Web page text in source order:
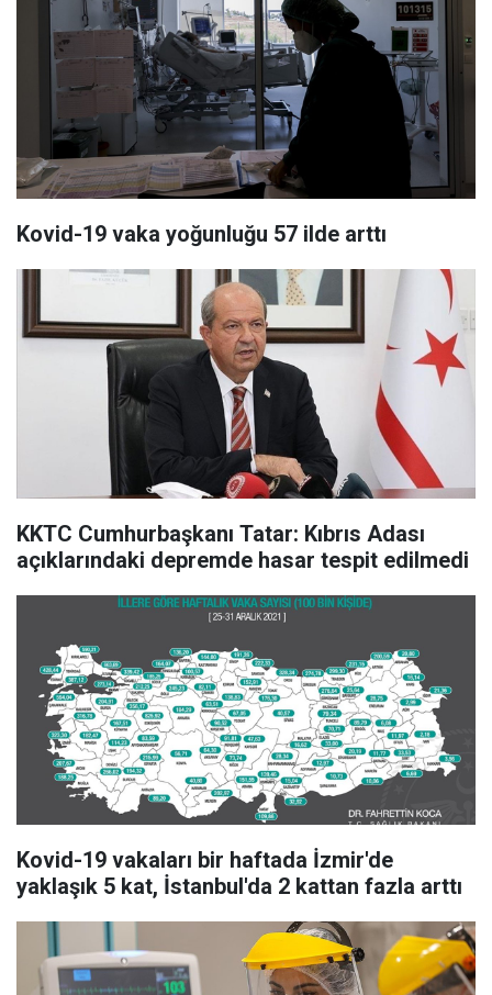
Kovid-19 vaka yoğunluğu 57 ilde arttı
KKTC Cumhurbaşkanı Tatar: Kıbrıs Adası
açıklarındaki depremde hasar tespit edilmedi
Kovid-19 vakaları bir haftada İzmir'de
yaklaşık 5 kat, İstanbul'da 2 kattan fazla arttı